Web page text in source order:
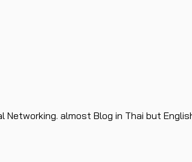
Networking. almost Blog in Thai but